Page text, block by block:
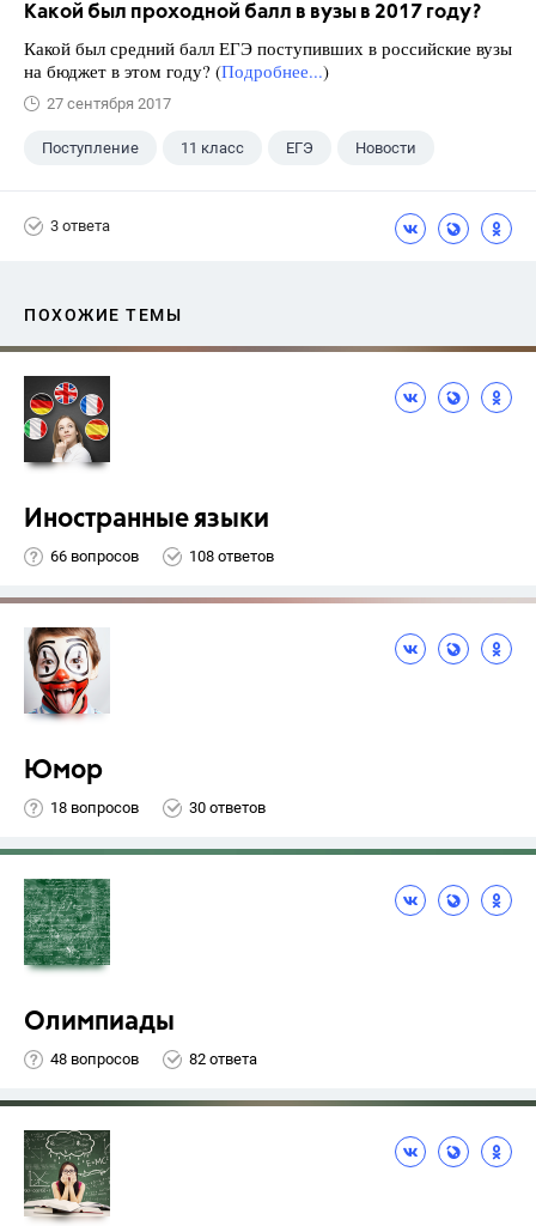
Какой был проходной балл в вузы в 2017 году?
Какой был средний балл ЕГЭ поступивших в российские вузы
на бюджет в этом году? (Подробнее...)
27 сентября 2017
Поступление 11 класс ЕГЭ Новости
3 ответа
ПОХОЖИЕ ТЕМЫ
Иностранные языки
66 вопросов 108 ответов
Юмор
18 вопросов 30 ответов
Олимпиады
48 вопросов 82 ответа